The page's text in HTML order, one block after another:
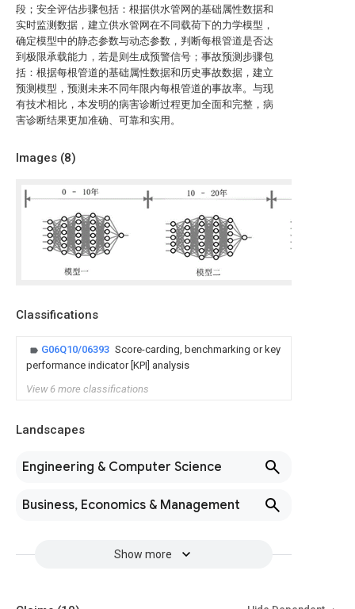
段；安全评估步骤包括：根据供水管网的基础属性数据和
实时监测数据，建立供水管网在不同载荷下的力学模型，
确定模型中的静态参数与动态参数，判断每根管道是否达
到极限承载能力，若是则生成预警信号；事故预测步骤包
括：根据每根管道的基础属性数据和历史事故数据，建立
预测模型，预测未来不同年限内每根管道的事故率。与现
有技术相比，本发明的病害诊断过程更加全面和完整，病
害诊断结果更加准确、可靠和实用。
Images (8)
Classifications
G06Q10/06393 Score-carding, benchmarking or key
performance indicator [KPI] analysis
View 6 more classifications
Landscapes
Engineering & Computer Science
Business, Economics & Management
Show more